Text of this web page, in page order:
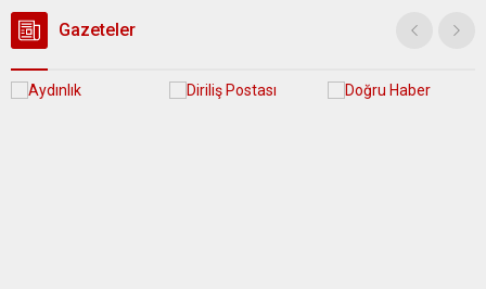
Gazeteler